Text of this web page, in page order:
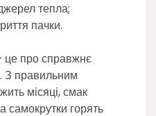
тепла;
пачки.
про справжнє
З правильним
місяці, смак
самокрутки горять